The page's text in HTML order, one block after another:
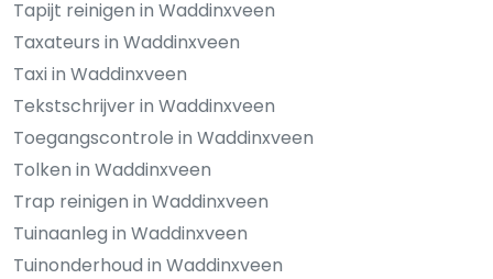
Tapijt reinigen in Waddinxveen
Taxateurs in Waddinxveen
Taxi in Waddinxveen
Tekstschrijver in Waddinxveen
Toegangscontrole in Waddinxveen
Tolken in Waddinxveen
Trap reinigen in Waddinxveen
Tuinaanleg in Waddinxveen
Tuinonderhoud in Waddinxveen